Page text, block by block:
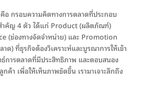
กรอบความคิดทางการตลาดที่ประกอบ
ำคัญ 4 ตัว ได้แก่ Product (ผลิตภัณฑ์)
(ช่องทางจัดจำหน่าย) และ Promotion
าด) ที่ธุรกิจต้องวิเคราะห์และบูรณาการให้เข้า
การตลาดที่มีประสิทธิภาพ และตอบสนอง
ค้า เพื่อให้เห็นภาพชัดขึ้น เรามาเจาะลึกถึง